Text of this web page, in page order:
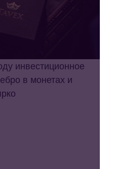
инвестиционное
в монетах и